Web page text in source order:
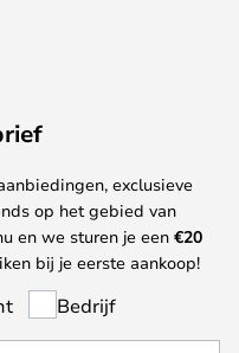
exclusieve
op het gebied van
en we sturen je een €20
bij je eerste aankoop!
Bedrijf